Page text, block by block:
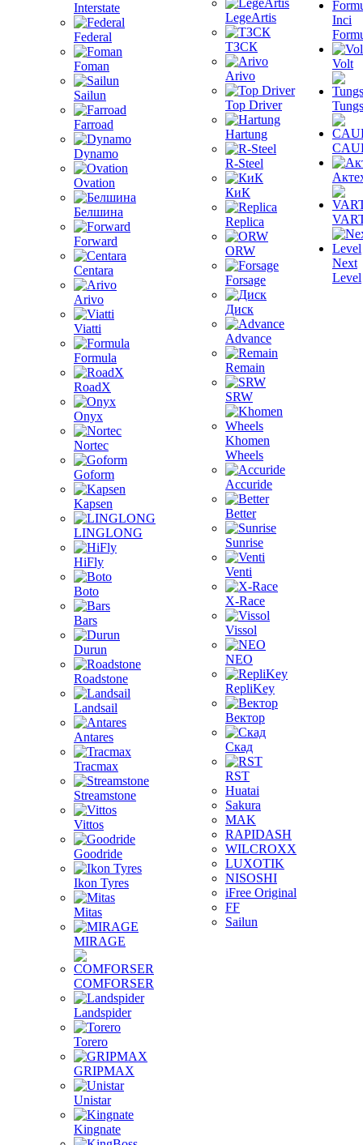
Interstate
Federal
Foman
Sailun
Farroad
Dynamo
Ovation
Белшина
Forward
Centara
Arivo
Viatti
Formula
RoadX
Onyx
Nortec
Goform
Kapsen
LINGLONG
HiFly
Boto
Bars
Durun
Roadstone
Landsail
Antares
Tracmax
Streamstone
Vittos
Goodride
Ikon Tyres
Mitas
MIRAGE
COMFORSER
Landspider
Torero
GRIPMAX
Unistar
Kingnate
LegeArtis
ТЗСК
Arivo
Top Driver
Hartung
R-Steel
КиК
Replica
ORW
Forsage
Диск
Advance
Remain
SRW
Khomen
Wheels
Accuride
Better
Sunrise
Venti
X-Race
Vissol
NEO
RepliKey
Вектор
Скад
RST
Huatai
Sakura
MAK
RAPIDASH
WILCROXX
LUXOTIK
NISOSHI
iFree Original
FF
Sailun
Inci
Volt
Next
Level